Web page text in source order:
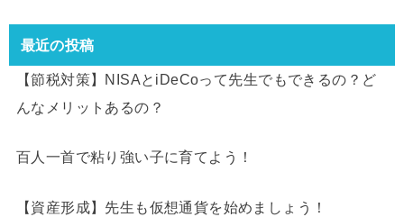
最近の投稿
【節税対策】NISAとiDeCoって先生でもできるの？ど
んなメリットあるの？
百人一首で粘り強い子に育てよう！
【資産形成】先生も仮想通貨を始めましょう！